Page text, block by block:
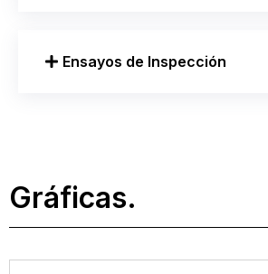
Ensayos de Inspección
Gráficas.